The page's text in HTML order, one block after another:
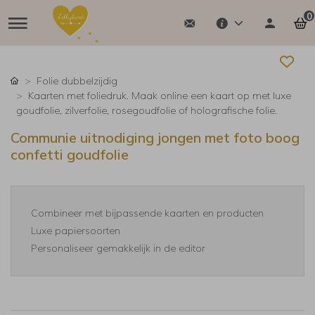
0
Folie dubbelzijdig
Kaarten met foliedruk. Maak online een kaart op met luxe
goudfolie, zilverfolie, rosegoudfolie of holografische folie.
Communie uitnodiging jongen met foto boog
confetti goudfolie
Combineer met bijpassende kaarten en producten
Luxe papiersoorten
Personaliseer gemakkelijk in de editor